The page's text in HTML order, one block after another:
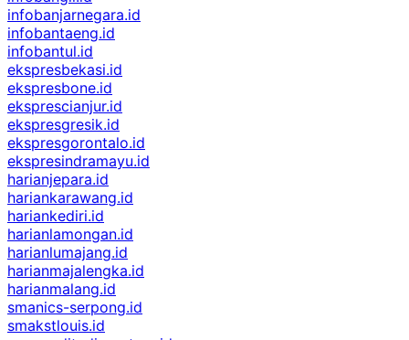
infobanjarnegara.id
infobantaeng.id
infobantul.id
ekspresbekasi.id
ekspresbone.id
eksprescianjur.id
ekspresgresik.id
ekspresgorontalo.id
ekspresindramayu.id
harianjepara.id
hariankarawang.id
hariankediri.id
harianlamongan.id
harianlumajang.id
harianmajalengka.id
harianmalang.id
smanics-serpong.id
smakstlouis.id